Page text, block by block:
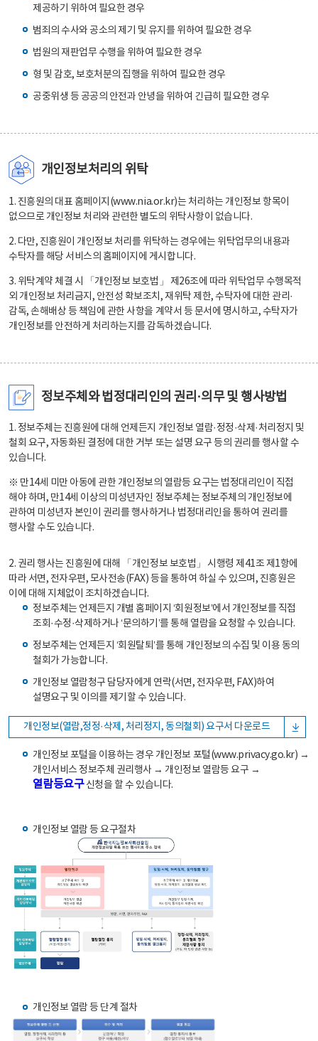
제공하기 위하여 필요한 경우
범죄의 수사와 공소의 제기 및 유지를 위하여 필요한 경우
법원의 재판업무 수행을 위하여 필요한 경우
형 및 감호, 보호처분의 집행을 위하여 필요한 경우
공중위생 등 공공의 안전과 안녕을 위하여 긴급히 필요한 경우
개인정보처리의 위탁
1. 진흥원의 대표 홈페이지(www.nia.or.kr)는 처리하는 개인정보 항목이
없으므로 개인정보 처리와 관련한 별도의 위탁사항이 없습니다.
2. 다만, 진흥원이 개인정보 처리를 위탁하는 경우에는 위탁업무의 내용과
수탁자를 해당 서비스의 홈페이지에 게시합니다.
3. 위탁계약 체결 시 「개인정보 보호법」 제26조에 따라 위탁업무 수행목적
외 개인정보 처리금지, 안전성 확보조치, 재위탁 제한, 수탁자에 대한 관리·
감독, 손해배상 등 책임에 관한 사항을 계약서 등 문서에 명시하고, 수탁자가
개인정보를 안전하게 처리하는지를 감독하겠습니다.
정보주체와 법정대리인의 권리·의무 및 행사방법
1. 정보주체는 진흥원에 대해 언제든지 개인정보 열람·정정·삭제·처리정지 및
철회 요구, 자동화된 결정에 대한 거부 또는 설명 요구 등의 권리를 행사할 수
있습니다.
※ 만14세 미만 아동에 관한 개인정보의 열람등 요구는 법정대리인이 직접
해야 하며, 만14세 이상의 미성년자인 정보주체는 정보주체의 개인정보에
관하여 미성년자 본인이 권리를 행사하거나 법정대리인을 통하여 권리를
행사할 수도 있습니다.
2. 권리 행사는 진흥원에 대해 「개인정보 보호법」 시행령 제41조 제1항에
따라 서면, 전자우편, 모사전송(FAX) 등을 통하여 하실 수 있으며, 진흥원은
이에 대해 지체없이 조치하겠습니다.
정보주체는 언제든지 개별 홈페이지 ‘회원정보’에서 개인정보를 직접
조회·수정·삭제하거나 ‘문의하기’를 통해 열람을 요청할 수 있습니다.
정보주체는 언제든지 ‘회원탈퇴’를 통해 개인정보의 수집 및 이용 동의
철회가 가능합니다.
개인정보 열람청구 담당자에게 연락(서면, 전자우편, FAX)하여
설명요구 및 이의를 제기할 수 있습니다.
개인정보(열람,정정·삭제, 처리정지, 동의철회) 요구서 다운로드
개인정보 포털을 이용하는 경우 개인정보 포털(www.privacy.go.kr) →
개인서비스 정보주체 권리행사 → 개인정보 열람등 요구 →
열람등요구신청을 할 수 있습니다.
개인정보 열람 등 요구절차
개인정보 열람 등 단계 절차